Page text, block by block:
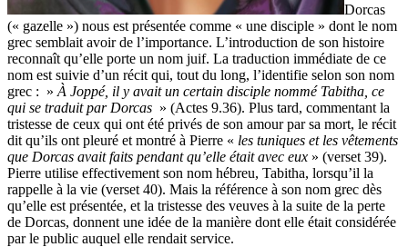
Dorcas
(« gazelle ») nous est présentée comme « une disciple » dont le nom
grec semblait avoir de l’importance. L’introduction de son histoire
reconnaît qu’elle porte un nom juif. La traduction immédiate de ce
nom est suivie d’un récit qui, tout du long, l’identifie selon son nom
grec : » À Joppé, il y avait un certain disciple nommé Tabitha, ce
qui se traduit par Dorcas » (Actes 9.36). Plus tard, commentant la
tristesse de ceux qui ont été privés de son amour par sa mort, le récit
dit qu’ils ont pleuré et montré à Pierre « les tuniques et les vêtements
que Dorcas avait faits pendant qu’elle était avec eux » (verset 39).
Pierre utilise effectivement son nom hébreu, Tabitha, lorsqu’il la
rappelle à la vie (verset 40). Mais la référence à son nom grec dès
qu’elle est présentée, et la tristesse des veuves à la suite de la perte
de Dorcas, donnent une idée de la manière dont elle était considérée
par le public auquel elle rendait service.